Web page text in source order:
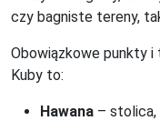
czy bagniste tereny,
Obowiązkowe punkty
Kuby to:
Hawana – stolica,